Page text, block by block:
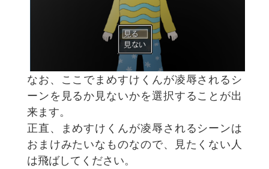
なお、ここでまめすけくんが凌辱されるシ
ーンを見るか見ないかを選択することが出
来ます。
正直、まめすけくんが凌辱されるシーンは
おまけみたいなものなので、見たくない人
は飛ばしてください。